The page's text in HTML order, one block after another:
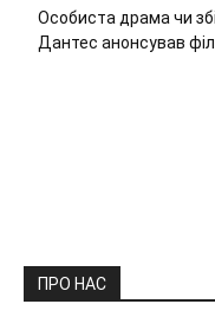
Особиста драма чи
Дантес анонсував
ПРО НАС